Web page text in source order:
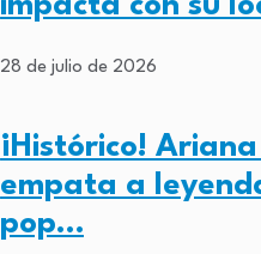
28 de julio de 2026
¡Histórico!
empata a
pop…